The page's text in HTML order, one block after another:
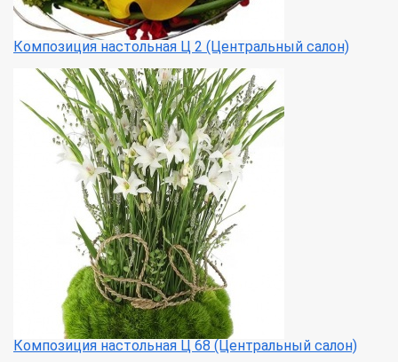
Композиция настольная Ц 2 (Центральный салон)
Композиция настольная Ц 68 (Центральный салон)